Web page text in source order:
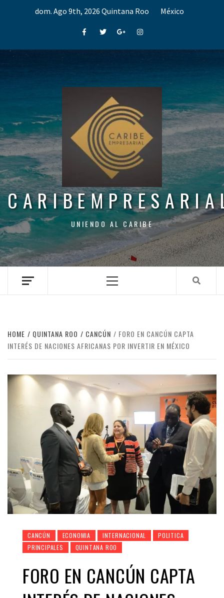
dom. Ago 9th, 2026 Quintana Roo México
FacebookTwitterGoogle+Instagram
UNIENDO AL CARIBE
Menu
HOME QUINTANA ROO CANCÚN
FORO EN CANCÚN CAPTA
INTERÉS DE NACIONES AFRICANAS POR INVERTIR EN MÉXICO
CANCÚN ECONOMIA INTERNACIONAL
POLITICA
PRINCIPALES
QUINTANA ROO
FORO EN CANCÚN CAPTA